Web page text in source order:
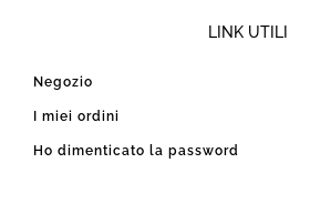
LINK UTILI
Negozio
I miei ordini
Ho dimenticato la password